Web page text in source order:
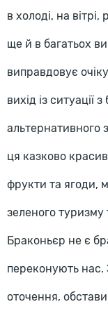
в холоді, на
ще й в багатьох
виправдовує
вихід із ситуації
альтернативного
ця казково
фрукти та ягоди,
зеленого
Браконьєр не є
переконують
оточення,